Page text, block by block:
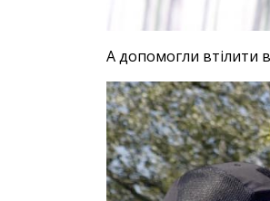
А допомогли втілити